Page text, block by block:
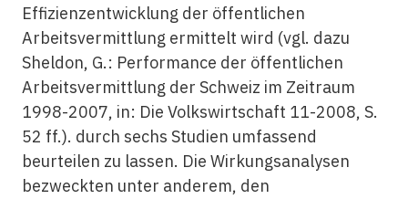
Effizienzentwicklung der öffentlichen
Arbeitsvermittlung ermittelt wird (vgl. dazu
Sheldon, G.: Performance der öffentlichen
Arbeitsvermittlung der Schweiz im Zeitraum
1998-2007, in: Die Volkswirtschaft 11-2008, S.
52 ff.). durch sechs Studien umfassend
beurteilen zu lassen. Die Wirkungsanalysen
bezweckten unter anderem, den